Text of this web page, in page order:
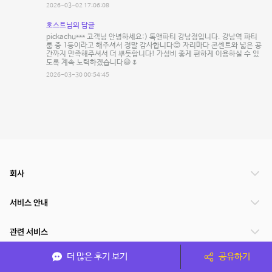
2026-03-02 17:06:08
호스트님의 답글
pickachu*** 고객님 안녕하세요:) 톡앤파티 강남점입니다. 강남역 파티
룸 중 1등이라고 해주셔서 정말 감사합니다😊 자리마다 콘센트와 넓은 공
간까지 만족해주셔서 더 뿌듯합니다! 가성비 좋게 편하게 이용하실 수 있
도록 계속 노력하겠습니다😃🌷
2026-03-30 00:54:45
더 많은 후기 보기 공유하기
회사
서비스 안내
관련 서비스